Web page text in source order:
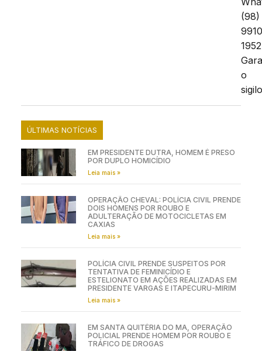
(98)
o
ÚLTIMAS NOTÍCIAS
EM PRESIDENTE DUTRA, HOMEM É PRESO
POR DUPLO HOMICÍDIO
Leia mais »
OPERAÇÃO CHEVAL: POLÍCIA CIVIL PRENDE
DOIS HOMENS POR ROUBO E
ADULTERAÇÃO DE MOTOCICLETAS EM
CAXIAS
Leia mais »
POLÍCIA CIVIL PRENDE SUSPEITOS POR
TENTATIVA DE FEMINICÍDIO E
ESTELIONATO EM AÇÕES REALIZADAS EM
PRESIDENTE VARGAS E ITAPECURU-MIRIM
Leia mais »
EM SANTA QUITÉRIA DO MA, OPERAÇÃO
POLICIAL PRENDE HOMEM POR ROUBO E
TRÁFICO DE DROGAS